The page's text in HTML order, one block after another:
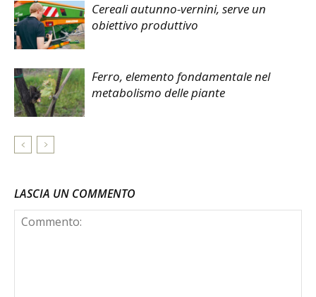
Cereali autunno-vernini, serve un
obiettivo produttivo
Ferro, elemento fondamentale nel
metabolismo delle piante
LASCIA UN COMMENTO